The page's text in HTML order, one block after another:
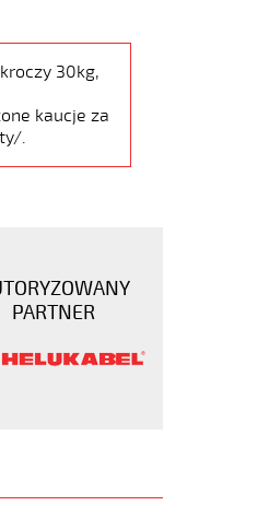
30kg,
kaucje za
.
PARTNER